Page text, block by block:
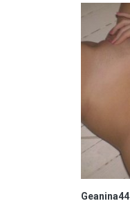
Geanina44